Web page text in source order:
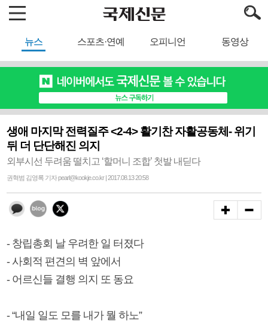
뉴스 스포츠·연예 오피니언 동영상
생애 마지막 전력질주 <2-4> 활기찬 자활공동체- 위기
뒤 더 단단해진 의지
외부시선 두려움 떨치고 ‘할머니 조합’ 첫발 내딛다
권혁범 김영록 기자 pearl@kookje.co.kr | 2017.08.13 20:58
- 창립총회 날 우려한 일 터졌다
- 사회적 편견의 벽 앞에서
- 어르신들 결행 의지 또 동요
- “내일 일도 모를 내가 뭘 하노”